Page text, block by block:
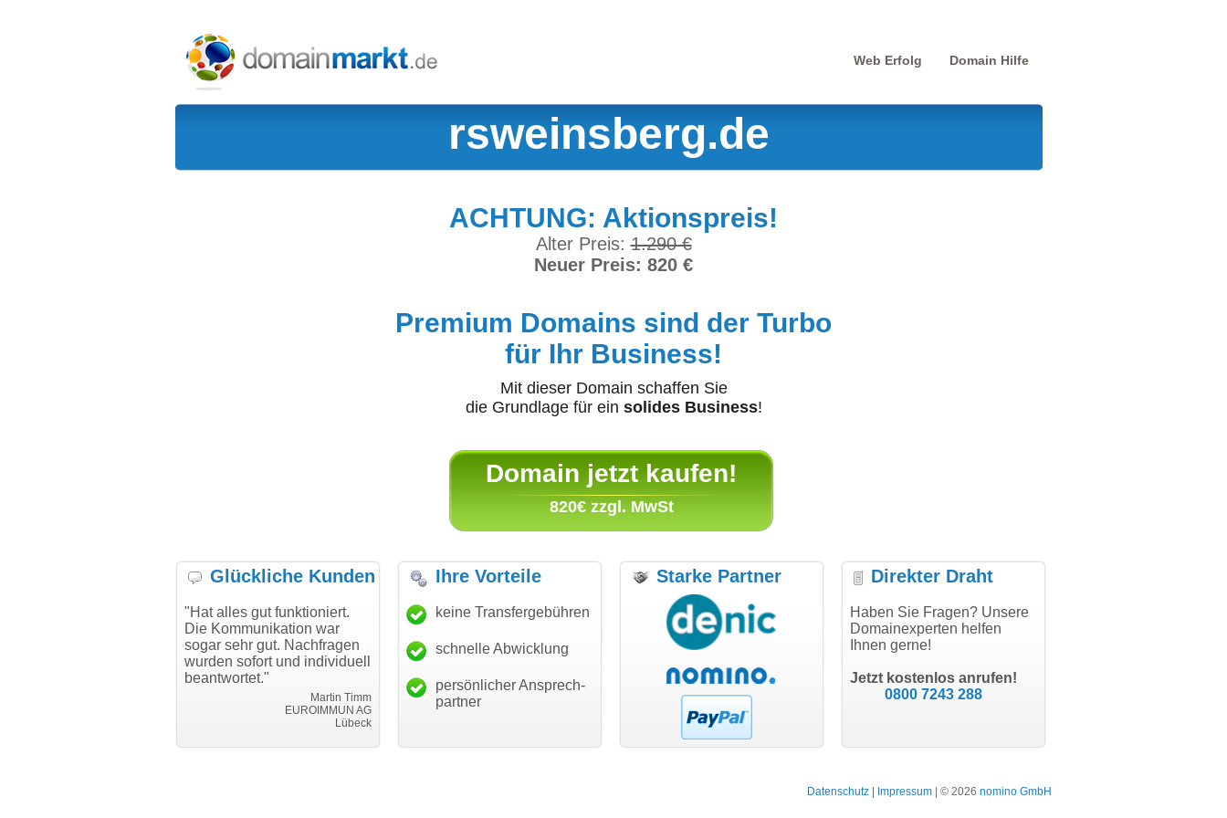
Web Erfolg Domain Hilfe
rsweinsberg.de
ACHTUNG: Aktionspreis!
Alter Preis:1.290 €
Neuer Preis: 820 €
Premium Domains sind der Turbo
für Ihr Business!
Mit dieser Domain schaffen Sie
die Grundlage für ein solides Business!
Domain jetzt kaufen!
820€ zzgl. MwSt
Glückliche Kunden
"Hat alles gut funktioniert.
Die Kommunikation war
sogar sehr gut. Nachfragen
wurden sofort und individuell
beantwortet."
Martin Timm
EUROIMMUN AG
Lübeck
"Danke für den schnellen
Transfer und guten Service!"
Thomas Schäfer
i can eckert communication GmbH
"Ich bin dankbar, meine
Wunschdomain gefunden zu
haben. Die Domain passt für
hundertprozentig."
Janina Köck
Leben im Einklang
leben-im-einklang.de
"Super Abwicklung, vielen
modern software GbR
Landau an der Isar
"Vielen Dank für den
Ihre Vorteile
keine Transfergebühren
schnelle Abwicklung
persönlicher Ansprech-
partner
Starke Partner Direkter Draht
Haben Sie Fragen? Unsere
Domainexperten helfen
Ihnen gerne!
Jetzt kostenlos anrufen!
0800 7243 288
Datenschutz Impressum | © 2026 nomino GmbH